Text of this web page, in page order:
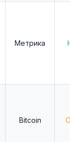
Метрика
Bitcoin